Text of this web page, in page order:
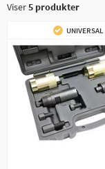
Viser5 produkter
UNIVERSAL